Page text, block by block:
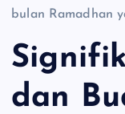
bulan Ramadhan
dan